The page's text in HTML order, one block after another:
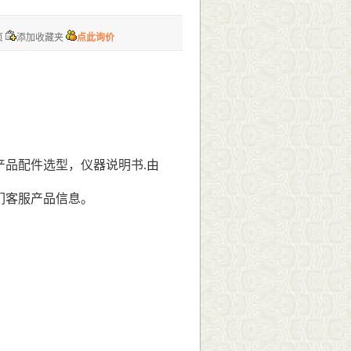
添加收藏夹 点此询价
品配件选型，仪器说明书.由
服产品信息。